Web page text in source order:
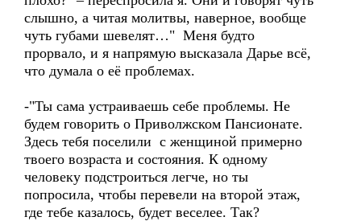
слышно, а читая молитвы, наверное, вообще
чуть губами шевелят…" Меня будто
прорвало, и я напрямую высказала Дарье всё,
что думала о её проблемах.
-"Ты сама устраиваешь себе проблемы. Не
будем говорить о Приволжском Пансионате.
Здесь тебя поселили с женщиной примерно
твоего возраста и состояния. К одному
человеку подстроиться легче, но ты
попросила, чтобы перевели на второй этаж,
где тебе казалось, будет веселее. Так?